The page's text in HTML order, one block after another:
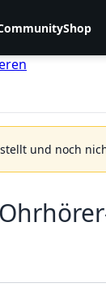
Shop
und noch